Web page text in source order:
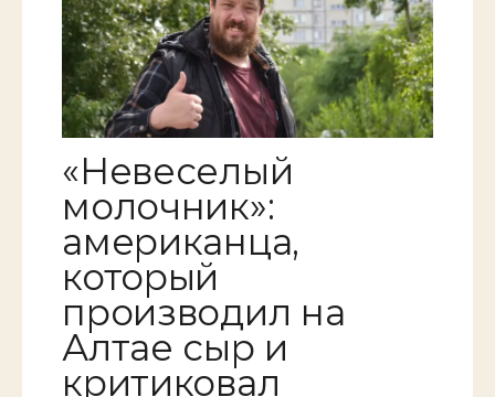
«Невеселый
молочник»:
американца,
который
производил на
Алтае сыр и
критиковал